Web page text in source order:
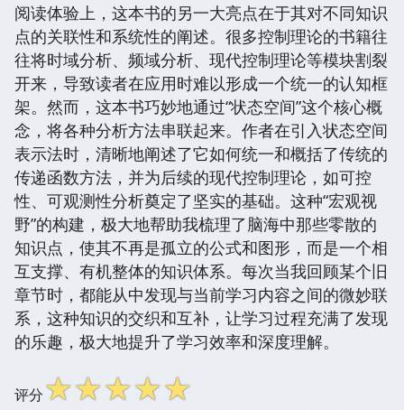
阅读体验上，这本书的另一大亮点在于其对不同知识
点的关联性和系统性的阐述。很多控制理论的书籍往
往将时域分析、频域分析、现代控制理论等模块割裂
开来，导致读者在应用时难以形成一个统一的认知框
架。然而，这本书巧妙地通过“状态空间”这个核心概
念，将各种分析方法串联起来。作者在引入状态空间
表示法时，清晰地阐述了它如何统一和概括了传统的
传递函数方法，并为后续的现代控制理论，如可控
性、可观测性分析奠定了坚实的基础。这种“宏观视
野”的构建，极大地帮助我梳理了脑海中那些零散的
知识点，使其不再是孤立的公式和图形，而是一个相
互支撑、有机整体的知识体系。每次当我回顾某个旧
章节时，都能从中发现与当前学习内容之间的微妙联
系，这种知识的交织和互补，让学习过程充满了发现
的乐趣，极大地提升了学习效率和深度理解。
评分☆☆☆☆☆